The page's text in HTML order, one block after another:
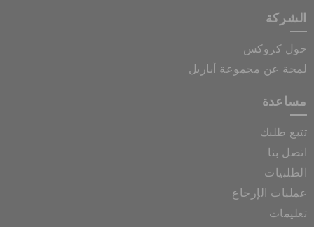
الشركة
حول كروكس
لمحة عن مجموعة أباريل
مساعدة
تتبع طلبك
اتصل بنا
الطلبيات
عمليات الإرجاع
تعليمات